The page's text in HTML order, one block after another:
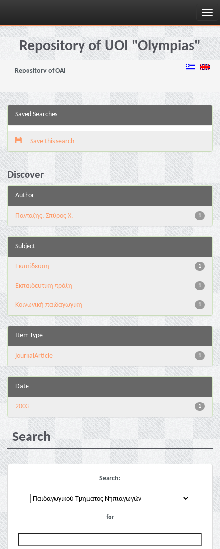
Skip
navigationRepository of UOI "Olympias"
Repository of OAI
Saved Searches
Save this search
Discover
Author
1
Πανταζής, Σπύρος Χ.
Subject
1
Εκπαίδευση
1
Εκπαιδευτική πράξη
1
Κοινωνική παιδαγωγική
Item Type
1
journalArticle
Date
1
2003
Search
Search:
for